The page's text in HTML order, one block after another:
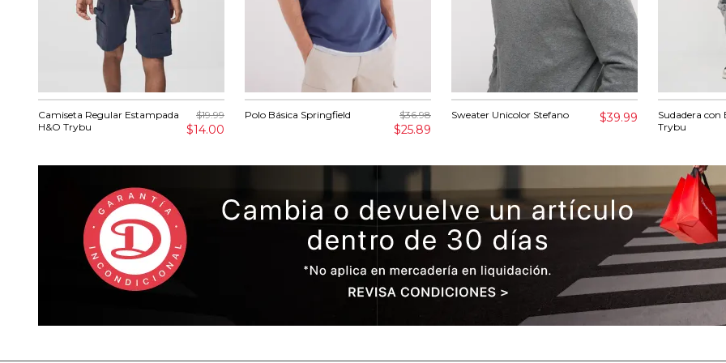
Camiseta Regular Estampada
H&O Trybu
$19.99
$14.00
Polo Básica Springfield $36.98
$25.89
Sweater Unicolor Stefano $39.99
Sudadera con
Trybu